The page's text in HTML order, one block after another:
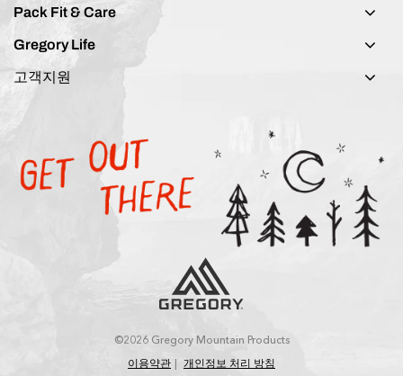
Pack Fit & Care
Gregory Life
고객지원
©2026 Gregory Mountain Products
이용약관
개인정보 처리 방침